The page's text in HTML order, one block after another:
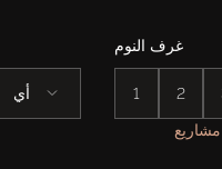
أي
غرف النوم
1 2